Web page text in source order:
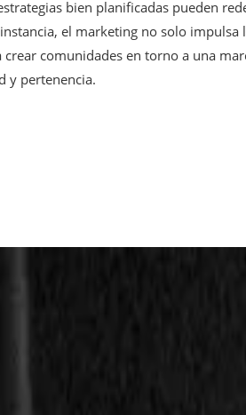
bien planificadas pueden
el marketing no solo
comunidades en torno a una
y pertenencia.